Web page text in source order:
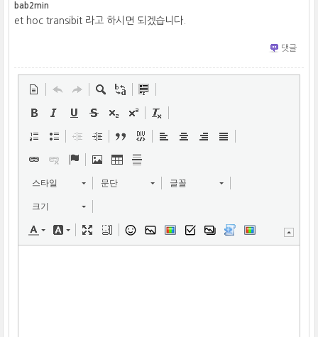
bab2min
et hoc transibit 라고 하시면 되겠습니다.
댓글
스타일 문단 글꼴
크기